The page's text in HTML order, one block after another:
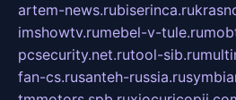
artem-news.rubiserinca.ru
imshowtv.rumebel-v-tule.ru
pcsecurity.net.rutool-sib.ru
fan-cs.rusanteh-russia.ru